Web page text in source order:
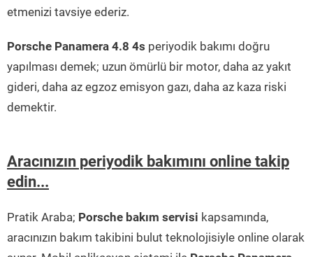
etmenizi tavsiye ederiz.
Porsche Panamera 4.8 4s periyodik bakımı doğru
yapılması demek; uzun ömürlü bir motor, daha az yakıt
gideri, daha az egzoz emisyon gazı, daha az kaza riski
demektir.
Aracınızın periyodik bakımını online takip
edin...
Pratik Araba; Porsche bakım servisi kapsamında,
aracınızın bakım takibini bulut teknolojisiyle online olarak